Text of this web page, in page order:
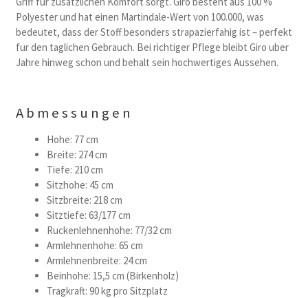
Polyester und hat einen Martindale-Wert von 100.000, was
bedeutet, dass der Stoff besonders strapazierfahig ist – perfekt
fur den taglichen Gebrauch. Bei richtiger Pflege bleibt Giro uber
Jahre hinweg schon und behalt sein hochwertiges Aussehen.
Abmessungen
Hohe: 77 cm
Breite: 274 cm
Tiefe: 210 cm
Sitzhohe: 45 cm
Sitzbreite: 218 cm
Sitztiefe: 63/177 cm
Ruckenlehnenhohe: 77/32 cm
Armlehnenhohe: 65 cm
Armlehnenbreite: 24 cm
Beinhohe: 15,5 cm (Birkenholz)
Tragkraft: 90 kg pro Sitzplatz